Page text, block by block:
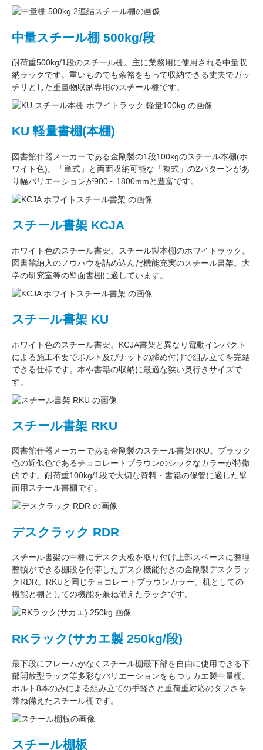
中量スチール棚 500kg/段
耐荷重500kg/1段のスチール棚。主に業務用に使用される中量収
納ラックです。重いものでも余裕をもって収納できる丈夫でガッ
チリとした重量物収納専用のスチール棚です。
KU 軽量書棚(本棚)
図書館什器メーカーである金剛製の1段100kgのスチール本棚(ホ
ワイト色)。
「単式」 と両面収納可能な 「複式」 の2パターンがあ
り幅バリエーションが900～1800mmと豊富です。
スチール書架 KCJA
ホワイト色のスチール書架。スチール製本棚のホワイトラック 。
図書館納入のノウハウを詰め込んだ機能充実のスチール書架。 大
学の研究室等の壁面書棚に適しています。
スチール書架 KU
ホワイト色のスチール書架。KCJA書架と異なり電動インパクト
による施工不要でボルト及びナットの締め付けで組み立てを完結
できる仕様です。本や書籍の収納に最適な狭い奥行きサイズで
す。
スチール書架 RKU
図書館什器メーカーである金剛製のスチール書架RKU。ブラック
色の近似色であるチョコレートブラウンのシックなカラーが特徴
的です。耐荷重100kg/1段で大切な資料・書籍の保管に適した壁
面用スチール書棚です。
デスクラック RDR
スチール書架の中棚にデスク天板を取り付け上部スペースに整理
整頓ができる棚段を付帯したデスク機能付きの金剛製デスクラッ
クRDR。RKUと同じチョコレートブラウンカラー。 机としての
機能と棚としての機能を兼ね備えたラックです。
RKラック(サカエ製 250kg/段)
最下段にフレームがなくスチール棚最下部を自由に使用できる下
部開放型ラック等多彩なバリエーションをもつサカエ製中量棚。
ボルト8本のみによる組み立ての手軽さと重荷重対応のタフさを
兼ね備えたスチール棚です。
スチール棚板